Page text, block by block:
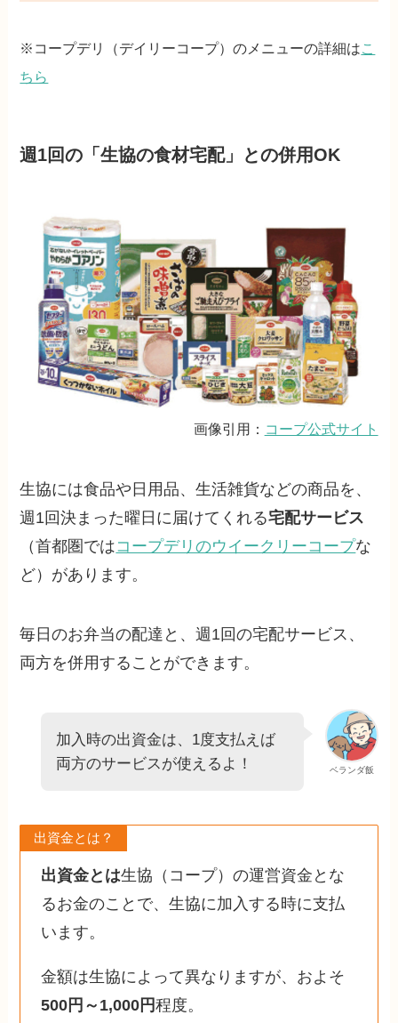
※コープデリ（デイリーコープ）のメニューの詳細はこ
ちら
週1回の「生協の食材宅配」との併用OK
画像引用： コープ公式サイト
生協には食品や日用品、生活雑貨などの商品を、
週1回決まった曜日に届けてくれる宅配サービス
（首都圏ではコープデリのウイークリーコープな
ど）があります。
毎日のお弁当の配達と、週1回の宅配サービス、
両方を併用することができます。
ベランダ飯
加入時の出資金は、1度支払えば
両方のサービスが使えるよ！
出資金とは？
出資金とは生協（コープ）の運営資金とな
るお金のことで、生協に加入する時に支払
います。
金額は生協によって異なりますが、およそ
500円～1,000円程度。